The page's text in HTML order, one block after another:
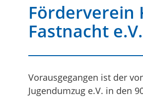
Förderverein
Fastnacht e.V.
Vorausgegangen ist der
Jugendumzug e.V. in den